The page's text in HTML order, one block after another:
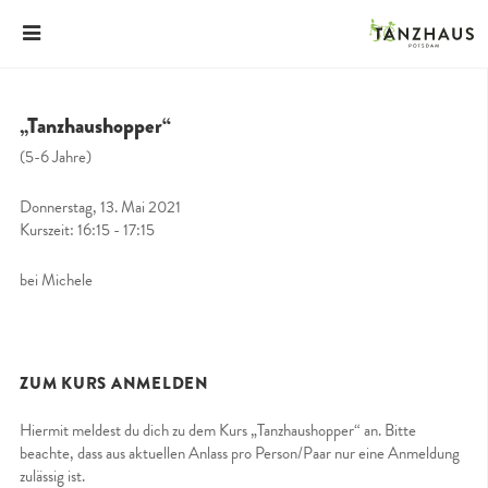
„Tanzhaushopper“
(5-6 Jahre)
Donnerstag, 13. Mai 2021
Kurszeit: 16:15 - 17:15
bei Michele
ZUM KURS ANMELDEN
Hiermit meldest du dich zu dem Kurs „Tanzhaushopper“ an. Bitte
beachte, dass aus aktuellen Anlass pro Person/Paar nur eine Anmeldung
zulässig ist.